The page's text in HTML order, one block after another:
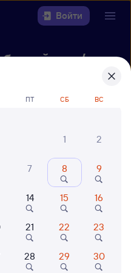
Войти
найтиж/д
Центр.
ПТ СБ ВС
1
2
7 8 9
14 15 16
21 22 23
28 29 30